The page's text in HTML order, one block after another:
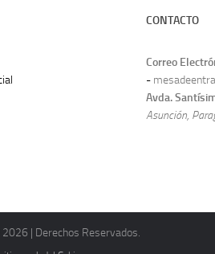
CONTACTO
Correo
-
Avda.
Asunción,
| Derechos Reservados.